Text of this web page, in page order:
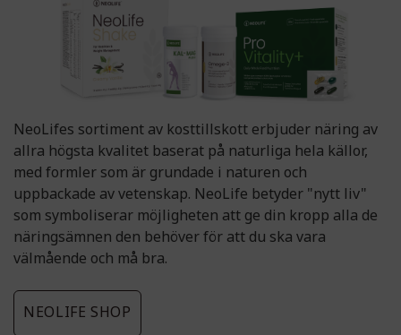
NeoLifes sortiment av kosttillskott erbjuder näring av
allra högsta kvalitet baserat på naturliga hela källor,
med formler som är grundade i naturen och
uppbackade av vetenskap. NeoLife betyder "nytt liv"
som symboliserar möjligheten att ge din kropp alla de
näringsämnen den behöver för att du ska vara
välmående och må bra.
NEOLIFE SHOP